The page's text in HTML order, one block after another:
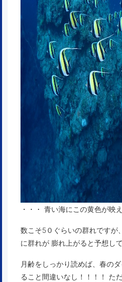
・・・ 青い海にこの黄色が映
数こそ5０ぐらいの群れですが
に群れが 膨れ上がると予想し
月齢をしっかり読めば、春の
ること間違いなし！！！！ た